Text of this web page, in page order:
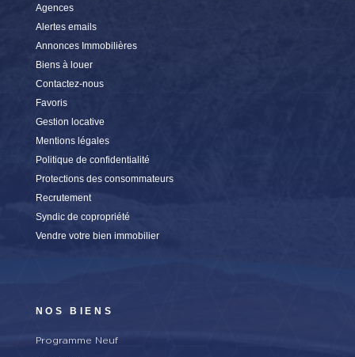
Agences
Alertes emails
Annonces Immobilières
Biens à louer
Contactez-nous
Favoris
Gestion locative
Mentions légales
Politique de confidentialité
Protections des consommateurs
Recrutement
Syndic de copropriété
Vendre votre bien immobilier
NOS BIENS
Programme Neuf